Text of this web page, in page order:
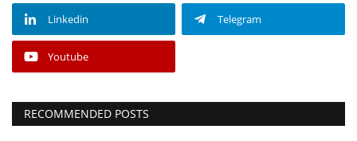
Linkedin Telegram
Youtube
RECOMMENDED POSTS